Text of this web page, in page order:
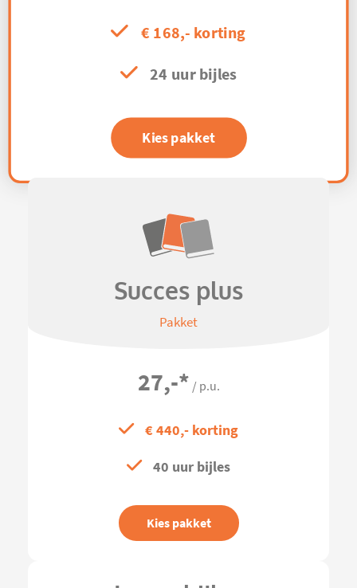
€ 168,- korting
24 uur bijles
Kies pakket
Succes plus
Pakket
27,-* / p.u.
€ 440,- korting
40 uur bijles
Kies pakket